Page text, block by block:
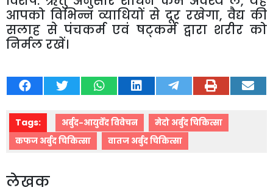
आपको विभिन्न व्याधियों से दूर रखेगा,वैद्य की
सलाह से पंचकर्म एवं षट्कर्म द्वारा शरीर को
निर्मलरखें।
Tags: अर्बुद-आयुर्वेद विवेचन
मेदो अर्बुद चिकित्सा
कफज अर्बुद चिकित्सा
वातज अर्बुद चिकित्सा
लेखक